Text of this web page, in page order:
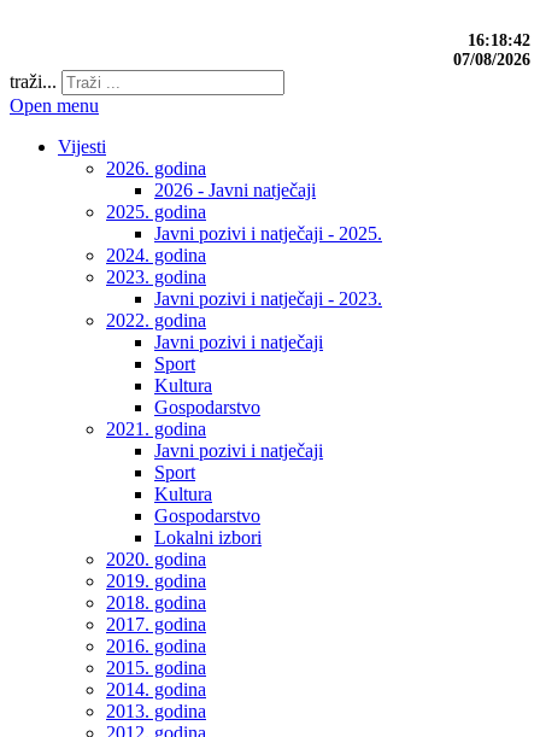
16:18:43
07/08/2026
traži...
Open menu
Vijesti
2026. godina
2026 - Javni natječaji
2025. godina
Javni pozivi i natječaji - 2025.
2024. godina
2023. godina
Javni pozivi i natječaji - 2023.
2022. godina
Javni pozivi i natječaji
Sport
Kultura
Gospodarstvo
2021. godina
Javni pozivi i natječaji
Sport
Kultura
Gospodarstvo
Lokalni izbori
2020. godina
2019. godina
2018. godina
2017. godina
2016. godina
2015. godina
2014. godina
2013. godina
2012. godina